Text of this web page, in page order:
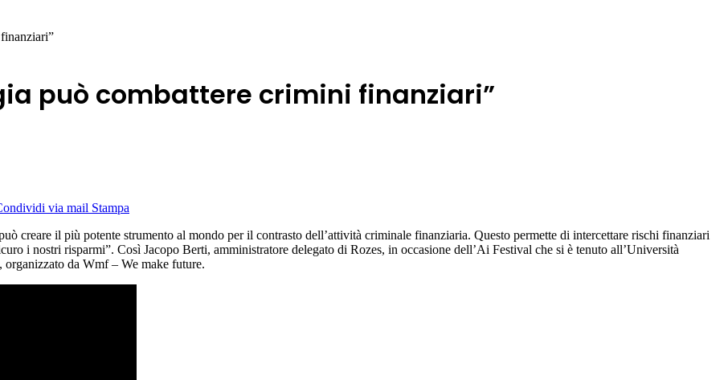
può combattere crimini finanziari”
via mail Stampa
creare il più potente strumento al mondo per il contrasto dell’attività criminale finanziaria. Questo permette di intercettare rischi finanziari
i nostri risparmi”. Così Jacopo Berti, amministratore delegato di Rozes, in occasione dell’Ai Festival che si è tenuto all’Università
da Wmf – We make future.